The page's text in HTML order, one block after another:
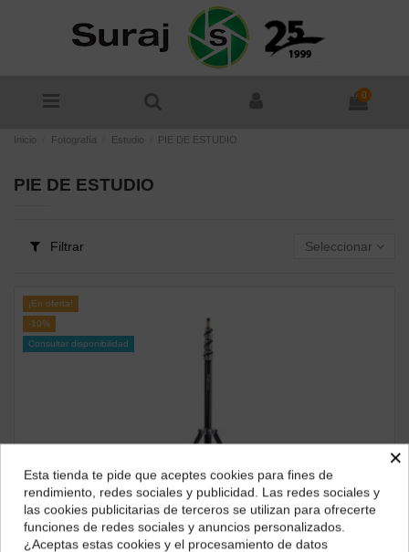
0
Inicio Fotografía Estudio PIE DE ESTUDIO
PIE DE ESTUDIO
Filtrar Seleccionar
¡En oferta!
-10%
Consultar disponibilidad
¿Dónde deseas recibir tu pedido?
Selecciona tu ubicación para mostrarte los precios e
impuestos correctos para tu región.
×
Esta tienda te pide que aceptes cookies para fines de
rendimiento, redes sociales y publicidad. Las redes sociales y
las cookies publicitarias de terceros se utilizan para ofrecerte
funciones de redes sociales y anuncios personalizados.
¿Aceptas estas cookies y el procesamiento de datos